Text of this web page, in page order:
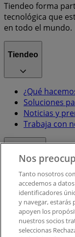
Tiendeo forma
tecnológica que
en todo el mundo.
Tiendeo
¿Qué
Soluciones
Noticias y
Trabaja con
Contacto
Tienda mal
Notificar un
¿Encontraste
aplicación?
Nos
Tanto nosotros
accedemos a
identificadores
y navegar, estarás
apoyen los
nuestros socios
seleccionas